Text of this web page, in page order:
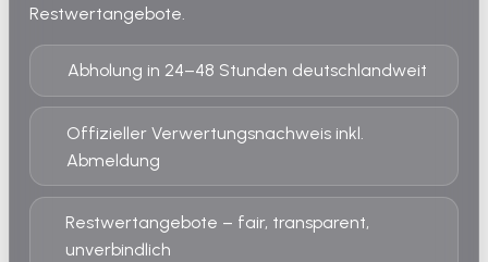
Restwertangebote.
Abholung in 24–48 Stunden deutschlandweit
Offizieller Verwertungsnachweis inkl.
Abmeldung
Restwertangebote – fair, transparent,
unverbindlich